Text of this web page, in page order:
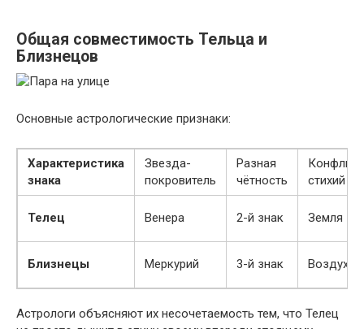
Общая совместимость Тельца и
Близнецов
Основные астрологические признаки:
Характеристика
знака
Звезда-
покровитель
Разная
чётность
Конфликт
стихий
Телец Венера 2-й знак Земля
Близнецы Меркурий 3-й знак Воздух
Астрологи объясняют их несочетаемость тем, что Телец